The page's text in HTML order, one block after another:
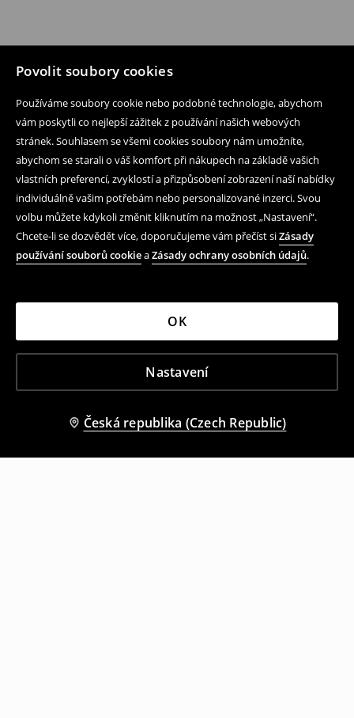
Povolit soubory cookies
Používáme soubory cookie nebo podobné technologie, abychom
vám poskytli co nejlepší zážitek z používání našich webových
stránek. Souhlasem se všemi cookies soubory nám umožníte,
abychom se starali o váš komfort při nákupech na základě vašich
vlastních preferencí, zvyklostí a přizpůsobení zobrazení naší nabídky
individuálně vašim potřebám nebo personalizované inzerci. Svou
volbu můžete kdykoli změnit kliknutím na možnost „Nastavení“.
Chcete-li se dozvědět více, doporučujeme vám přečíst siZásady
používání souborů cookieaZásady ochrany osobních údajů.
Nastavení
OK
Česká republika (Czech Republic)